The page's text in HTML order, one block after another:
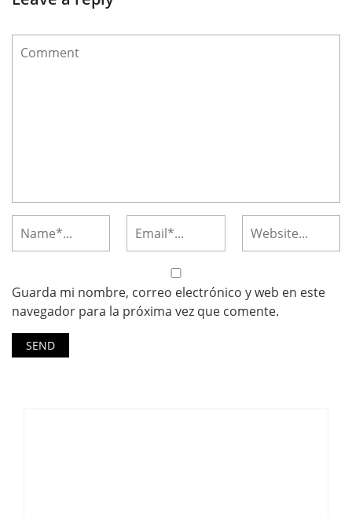
Guarda mi nombre, correo electrónico y web en este
navegador para la próxima vez que comente.